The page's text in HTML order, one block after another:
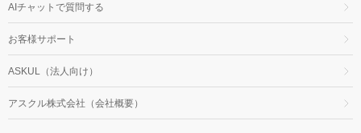
AIチャットで質問する
お客様サポート
ASKUL（法人向け）
アスクル株式会社（会社概要）